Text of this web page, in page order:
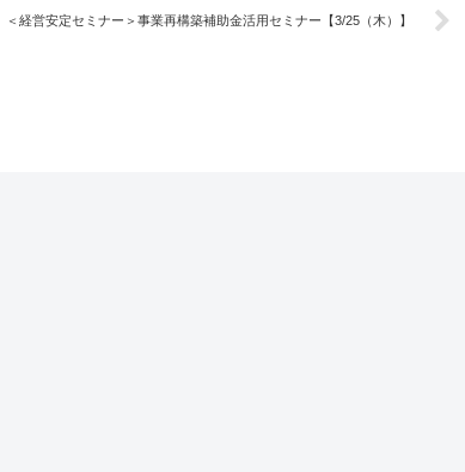
＜経営安定セミナー＞事業再構築補助金活用セミナー【3/25（木）】